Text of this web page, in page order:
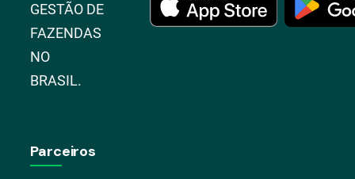
GESTÃO DE
FAZENDAS
NO
BRASIL.
Parceiros